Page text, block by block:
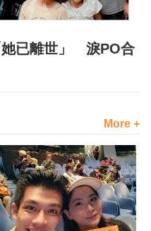
她已離世」 淚PO合
More +